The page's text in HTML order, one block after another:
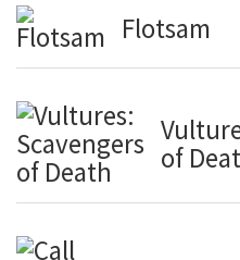
Flotsam
of